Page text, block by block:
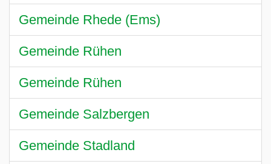
Gemeinde Rhede (Ems)
Gemeinde Rühen
Gemeinde Rühen
Gemeinde Salzbergen
Gemeinde Stadland